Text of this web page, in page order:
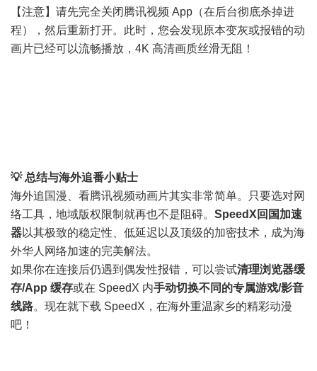
【注意】请先完全关闭腾讯视频 App（在后台彻底杀掉进
程），然后重新打开。此时，您会发现原本变灰或报错的动
画片已经可以流畅播放，4K 高清画质丝滑无阻！
💡 总结与海外追番小贴士
海外追国漫、看腾讯视频动画片其实非常简单。只要选对网
络工具，地域版权限制就再也不是阻碍。 SpeedX回国加速
器以其极致的稳定性、低延迟以及顶级的加密技术，成为海
外华人网络加速的完美解法。
如果你在连接后仍遇到偶发性报错，可以尝试清理浏览器缓
存/App 缓存或在 SpeedX 内手动切换不同的专属游戏/影音
线路。现在就下载 SpeedX，在海外重温家乡的精彩动漫
吧！